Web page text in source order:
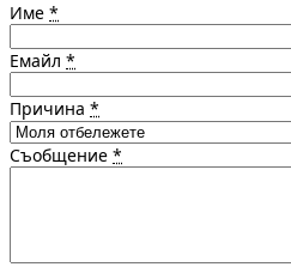
Име *
Емайл *
Причина *
Съобщение *